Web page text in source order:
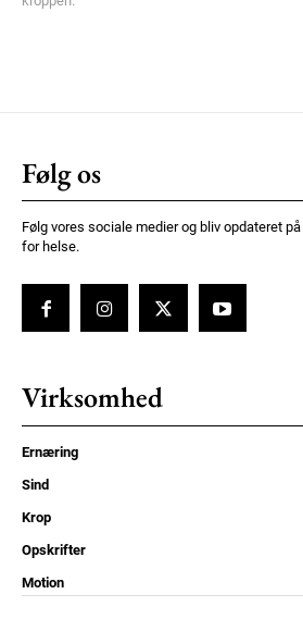
Følg os
Følg vores sociale medier og bliv opdateret
for helse.
Virksomhed
Ernæring
Sind
Krop
Opskrifter
Motion